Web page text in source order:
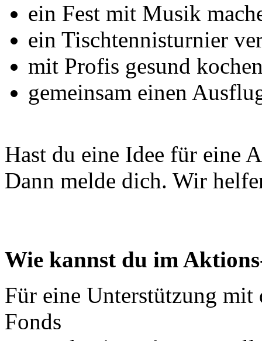
ein Fest mit Musik
ein Tischtennisturnier
mit Profis gesund
gemeinsam einen
Hast du eine Idee für eine
Dann melde dich. Wir
Wie kannst du im
Für eine Unterstützung
Fonds